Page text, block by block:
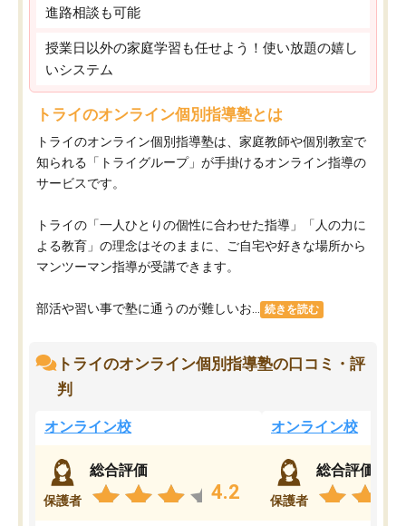
進路相談も可能
授業日以外の家庭学習も任せよう！使い放題の嬉し
いシステム
トライのオンライン個別指導塾とは
トライのオンライン個別指導塾は、家庭教師や個別教室で
知られる「トライグループ」が手掛けるオンライン指導の
サービスです。
トライの「一人ひとりの個性に合わせた指導」「人の力に
よる教育」の理念はそのままに、ご自宅や好きな場所から
マンツーマン指導が受講できます。
部活や習い事で塾に通うのが難しいお... 続きを読む
トライのオンライン個別指導塾の口コミ・評
判
オンライン校
保護者
総合評価
4.2
オンライン校
保護者
総合評価